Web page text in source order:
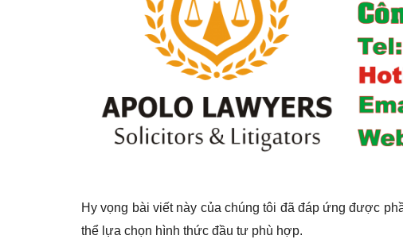
Hy vọng bài viết này của chúng tôi đã đáp ứng được
thể lựa chọn hình thức đầu tư phù hợp.